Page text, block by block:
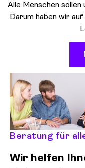
Alle Menschen
Darum haben wir
Beratung für
Wir helfen